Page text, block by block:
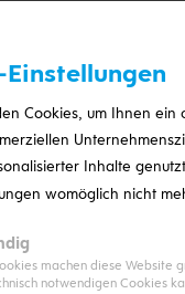
um
oder der
Cookies, um Ihnen ein
Inhalte
womöglich nicht
machen diese Website
notwendigen Cookies